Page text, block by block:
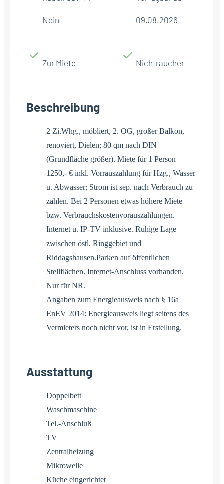
Nein 09.08.2026
Zur Miete Nichtraucher
Beschreibung
2 Zi.Whg., möbliert, 2. OG, großer Balkon,
renoviert, Dielen; 80 qm nach DIN
(Grundfläche größer). Miete für 1 Person
1250,- € inkl. Vorrauszahlung für Hzg., Wasser
u. Abwasser; Strom ist sep. nach Verbrauch zu
zahlen. Bei 2 Personen etwas höhere Miete
bzw. Verbrauchskostenvorauszahlungen.
Internet u. IP-TV inklusive. Ruhige Lage
zwischen östl. Ringgebiet und
Riddagshausen.Parken auf öffentlichen
Stellflächen. Internet-Anschluss vorhanden.
Nur für NR.
Angaben zum Energieausweis nach § 16a
EnEV 2014: Energieausweis liegt seitens des
Vermieters noch nicht vor, ist in Erstellung.
Ausstattung
Doppelbett
Waschmaschine
Tel.-Anschluß
TV
Zentralheizung
Mikrowelle
Küche eingerichtet